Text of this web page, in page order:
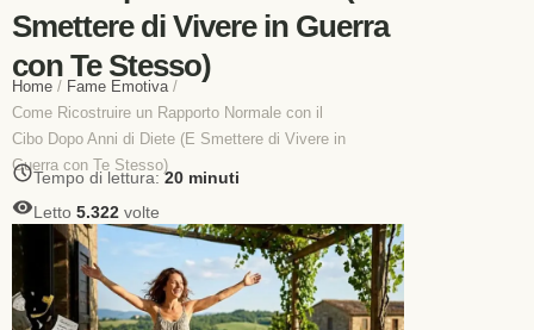
Smettere di Vivere in Guerra
con Te Stesso)
Home / Fame Emotiva /
Come Ricostruire un Rapporto Normale con il
Cibo Dopo Anni di Diete (E Smettere di Vivere in
Guerra con Te Stesso)
Tempo di lettura:20 minuti
Letto 5.322 volte